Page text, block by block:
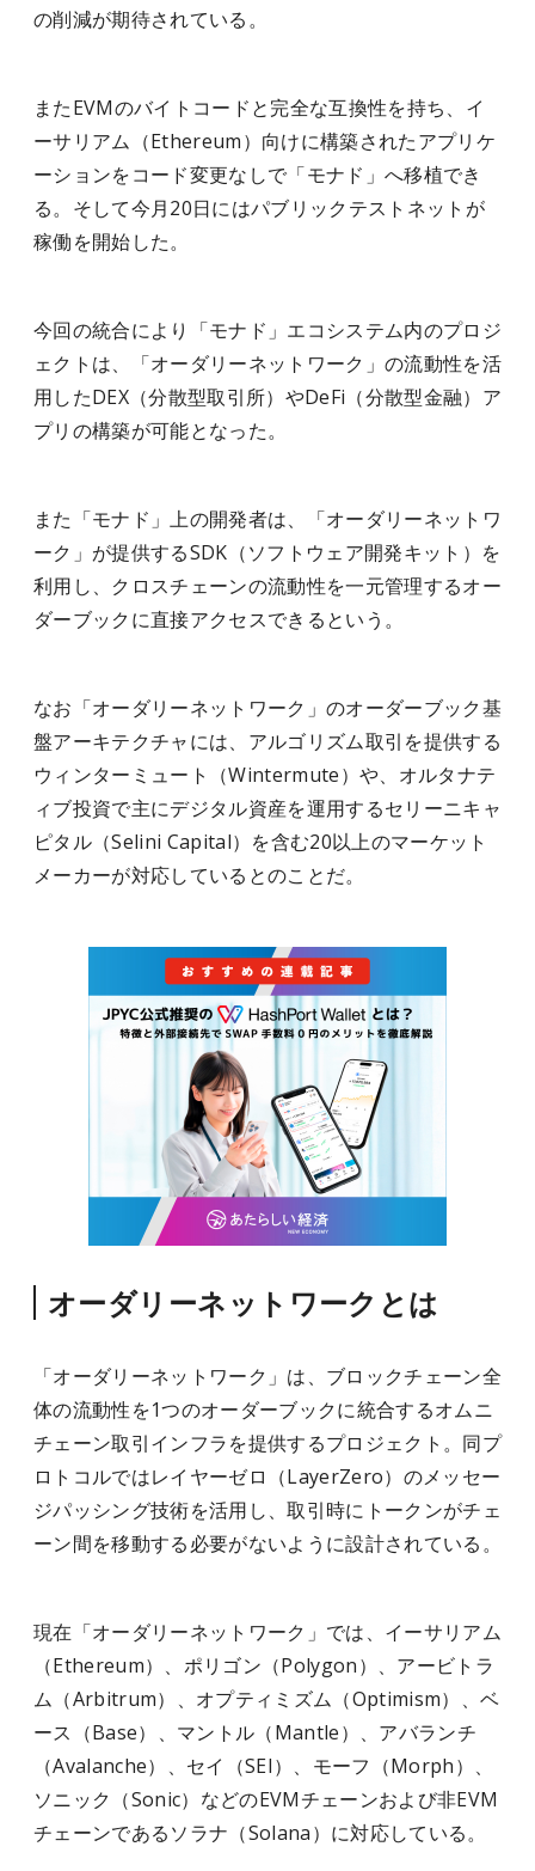
の削減が期待されている。
またEVMのバイトコードと完全な互換性を持ち、イ
ーサリアム（Ethereum）向けに構築されたアプリケ
ーションをコード変更なしで「モナド」へ移植でき
る。そして今月20日にはパブリックテストネットが
稼働を開始した。
今回の統合により「モナド」エコシステム内のプロジ
ェクトは、「オーダリーネットワーク」の流動性を活
用したDEX（分散型取引所）やDeFi（分散型金融）ア
プリの構築が可能となった。
また「モナド」上の開発者は、「オーダリーネットワ
ーク」が提供するSDK（ソフトウェア開発キット）を
利用し、クロスチェーンの流動性を一元管理するオー
ダーブックに直接アクセスできるという。
なお「オーダリーネットワーク」のオーダーブック基
盤アーキテクチャには、アルゴリズム取引を提供する
ウィンターミュート（Wintermute）や、オルタナテ
ィブ投資で主にデジタル資産を運用するセリーニキャ
ピタル（Selini Capital）を含む20以上のマーケット
メーカーが対応しているとのことだ。
オーダリーネットワークとは
「オーダリーネットワーク」は、ブロックチェーン全
体の流動性を1つのオーダーブックに統合するオムニ
チェーン取引インフラを提供するプロジェクト。同プ
ロトコルではレイヤーゼロ（LayerZero）のメッセー
ジパッシング技術を活用し、取引時にトークンがチェ
ーン間を移動する必要がないように設計されている。
現在「オーダリーネットワーク」では、イーサリアム
（Ethereum）、ポリゴン（Polygon）、アービトラ
ム（Arbitrum）、オプティミズム（Optimism）、ベ
ース（Base）、マントル（Mantle）、アバランチ
（Avalanche）、セイ（SEI）、モーフ（Morph）、
ソニック（Sonic）などのEVMチェーンおよび非EVM
チェーンであるソラナ（Solana）に対応している。